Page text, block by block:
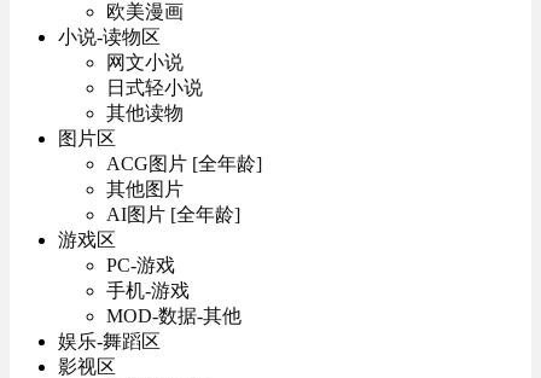
欧美漫画
小说-读物区
网文小说
日式轻小说
其他读物
图片区
ACG图片 [全年龄]
其他图片
AI图片 [全年龄]
游戏区
PC-游戏
手机-游戏
MOD-数据-其他
娱乐-舞蹈区
影视区